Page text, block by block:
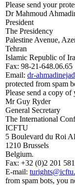
Please send your
Dr Mahmoud
President
The Presidency
Palestine Avenue,
Tehran
Islamic Republic of
Fax: 98-21-648.06.65
Email: dr-
protected from spam
Please send a copy of
Mr Guy Ryder
General Secretary
The International
ICFTU
5 Boulevard du Roi
1210 Brussels
Belgium.
Fax: +32 (0)2 201
E-mail:
from spam bots, you